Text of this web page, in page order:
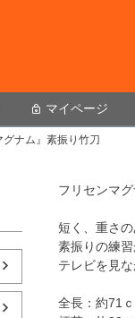
マイページ
グナム』素振り竹刀
フリセンマグ
短く、重さ
素振りの練習
テレビを見
全長：約71